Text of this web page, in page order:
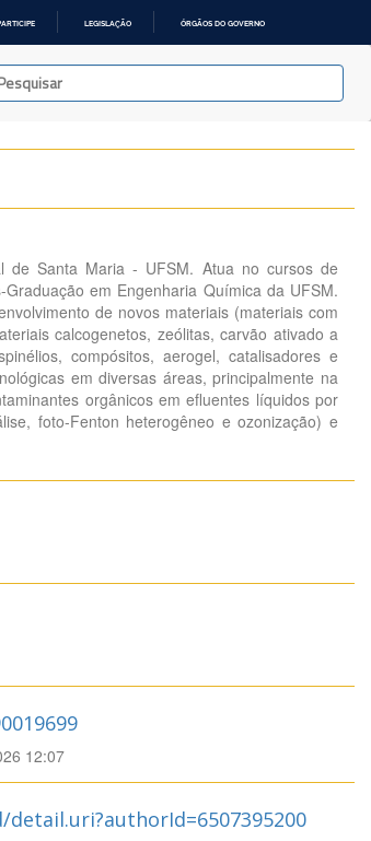
LEGISLAÇÃO ÓRGÃOS DO GOVERNO
de Santa Maria - UFSM. Atua no cursos de
em Engenharia Química da UFSM.
de novos materiais (materiais com
calcogenetos, zeólitas, carvão ativado a
compósitos, aerogel, catalisadores e
em diversas áreas, principalmente na
orgânicos em efluentes líquidos por
foto-Fenton heterogêneo e ozonização) e
12:07